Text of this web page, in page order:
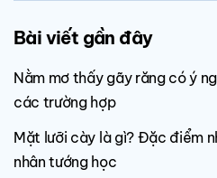
Bài viết gần đây
Nằm mơ thấy gãy răng có ý
các trường hợp
Mặt lưỡi cày là gì? Đặc điểm
nhân tướng học